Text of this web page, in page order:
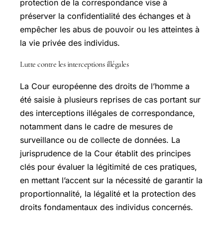
protection de la correspondance vise à
préserver la confidentialité des échanges et à
empêcher les abus de pouvoir ou les atteintes à
la vie privée des individus.
Lutte contre les interceptions illégales
La Cour européenne des droits de l’homme a
été saisie à plusieurs reprises de cas portant sur
des interceptions illégales de correspondance,
notamment dans le cadre de mesures de
surveillance ou de collecte de données. La
jurisprudence de la Cour établit des principes
clés pour évaluer la légitimité de ces pratiques,
en mettant l’accent sur la nécessité de garantir la
proportionnalité, la légalité et la protection des
droits fondamentaux des individus concernés.